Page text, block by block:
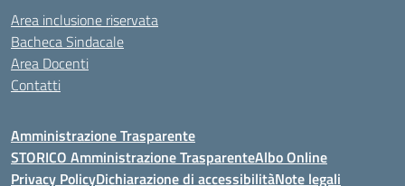
Area inclusione riservata
Bacheca Sindacale
Area Docenti
Contatti
Amministrazione Trasparente
STORICO Amministrazione TrasparenteAlbo Online
Privacy PolicyDichiarazione di accessibilitàNote legali